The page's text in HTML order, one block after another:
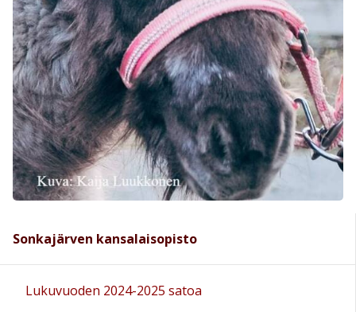
Sonkajärven kansalaisopisto
Lukuvuoden 2024-2025 satoa